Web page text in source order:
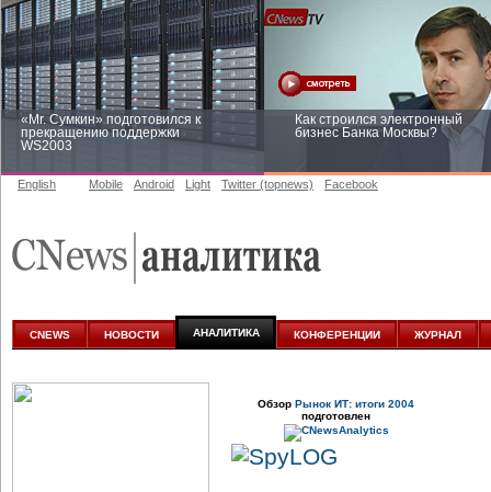
«Mr. Сумкин» подготовился к
прекращению поддержки
WS2003
Как строился электронный
бизнес Банка Москвы?
аналитике
English Mobile Android Light Twitter (topnews) Facebook
CNEWS НОВОСТИ АНАЛИТИКА КОНФЕРЕНЦИИ ЖУРНАЛ
Обзор Рынок ИТ: итоги 2004
подготовлен